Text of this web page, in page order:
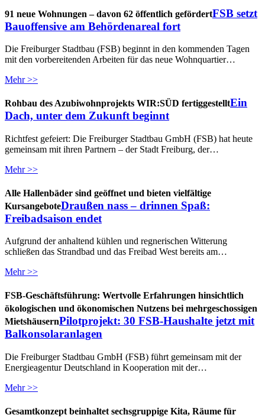
91 neue Wohnungen – davon 62 öffentlich gefördertFSB setzt
Bauoffensive am Behördenareal fort
Die Freiburger Stadtbau (FSB) beginnt in den kommenden Tagen
mit den vorbereitenden Arbeiten für das neue Wohnquartier…
Mehr >>
Rohbau des Azubiwohnprojekts WIR:SÜD fertiggestelltEin
Dach, unter dem Zukunft beginnt
Richtfest gefeiert: Die Freiburger Stadtbau GmbH (FSB) hat heute
gemeinsam mit ihren Partnern – der Stadt Freiburg, der…
Mehr >>
Alle Hallenbäder sind geöffnet und bieten vielfältige
KursangeboteDraußen nass – drinnen Spaß:
Freibadsaison endet
Aufgrund der anhaltend kühlen und regnerischen Witterung
schließen das Strandbad und das Freibad West bereits am…
Mehr >>
FSB-Geschäftsführung: Wertvolle Erfahrungen hinsichtlich
ökologischen und ökonomischen Nutzens bei mehrgeschossigen
MietshäusernPilotprojekt: 30 FSB-Haushalte jetzt mit
Balkonsolaranlagen
Die Freiburger Stadtbau GmbH (FSB) führt gemeinsam mit der
Energieagentur Deutschland in Kooperation mit der…
Mehr >>
Gesamtkonzept beinhaltet sechsgruppige Kita, Räume für